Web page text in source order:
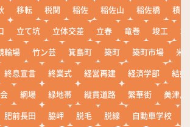
移転 税関 稲佐 稲佐山 稲佐橋
積雪
立て坑 立体交差 立春 竜巻 竣工
輪場 竹ン芸 箕島町 築町 築町市場
米
終息宣言 終業式 経営再建 経済学部
結婚
網場 緑地帯 縦貫道路 繁華街
美津島
肥前長田 脇岬 脱毛 脱線 自動車学校